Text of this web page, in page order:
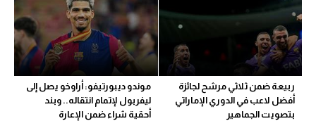
ربيعة ضمن ثلاثي مرشح لجائزة
أفضل لاعب في الدوري الإماراتي
بتصويت الجماهير
موندو ديبورتيفو: أراوخو يصل إلى
ليفربول لإتمام انتقاله.. وبند
أحقية شراء ضمن الإعارة